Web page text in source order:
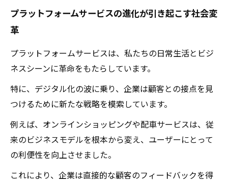
プラットフォームサービスの進化が引き起こす社会変
革
プラットフォームサービスは、私たちの日常生活とビジ
ネスシーンに革命をもたらしています。
特に、デジタル化の波に乗り、企業は顧客との接点を見
つけるために新たな戦略を模索しています。
例えば、オンラインショッピングや配車サービスは、従
来のビジネスモデルを根本から変え、ユーザーにとって
の利便性を向上させました。
これにより、企業は直接的な顧客のフィードバックを得